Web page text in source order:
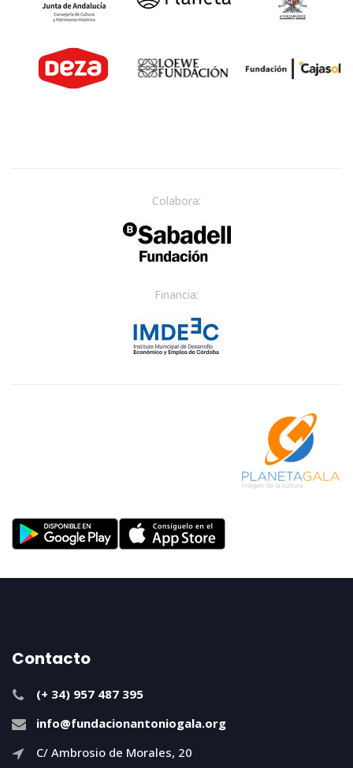
Colabora:
Financia:
Contacto
(+ 34) 957 487 395
info@fundacionantoniogala.org
C/ Ambrosio de Morales, 20